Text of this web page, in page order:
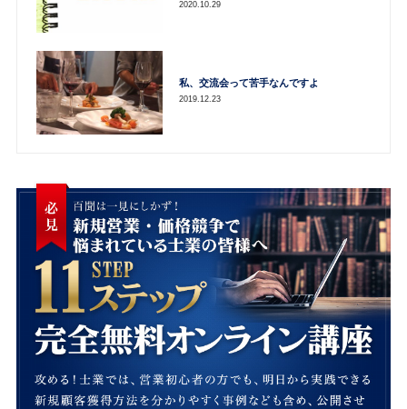
2020.10.29
私、交流会って苦手なんですよ
2019.12.23